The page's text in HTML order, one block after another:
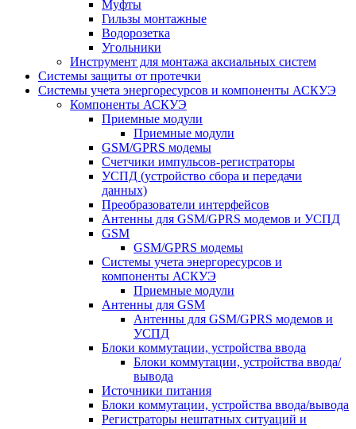
Муфты
Гильзы монтажные
Водорозетка
Угольники
Инструмент для монтажа аксиальных систем
Системы защиты от протечки
Системы учета энергоресурсов и компоненты АСКУЭ
Компоненты АСКУЭ
Приемные модули
Приемные модули
GSM/GPRS модемы
Счетчики импульсов-регистраторы
УСПД (устройство сбора и передачи
данных)
Преобразователи интерфейсов
Антенны для GSM/GPRS модемов и УСПД
GSM
GSM/GPRS модемы
Системы учета энергоресурсов и
компоненты АСКУЭ
Приемные модули
Антенны для GSM
Антенны для GSM/GPRS модемов и
УСПД
Блоки коммутации, устройства ввода
Блоки коммутации, устройства ввода/
вывода
Источники питания
Блоки коммутации, устройства ввода/вывода
Регистраторы нештатных ситуаций и